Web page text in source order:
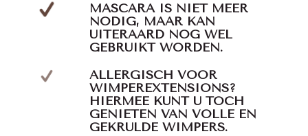
MASCARA IS NIET MEER
NODIG, MAAR KAN
UITERAARD NOG WEL
GEBRUIKT WORDEN.
ALLERGISCH VOOR
WIMPEREXTENSIONS?
HIERMEE KUNT U TOCH
GENIETEN VAN VOLLE EN
GEKRULDE WIMPERS.